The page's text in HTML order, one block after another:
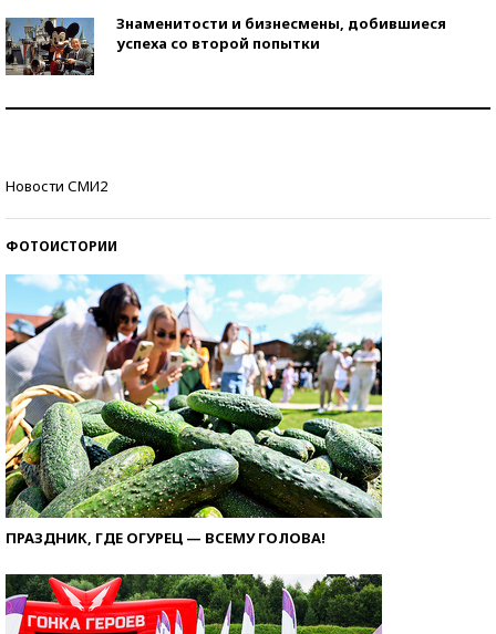
Знаменитости и бизнесмены, добившиеся
успеха со второй попытки
Новости СМИ2
ФОТОИСТОРИИ
ПРАЗДНИК, ГДЕ ОГУРЕЦ — ВСЕМУ ГОЛОВА!